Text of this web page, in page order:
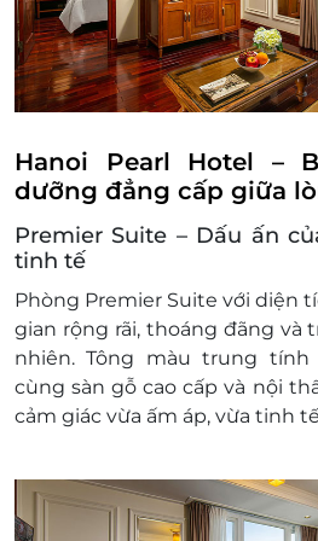
thuộc vào tình
điểm khách
Trẻ em từ 06 – 11 tuổi
Ở cùng phòng và
VNĐ/trẻ/bữa
Không quá 02 trẻ/
tính giá giường
đã bao gồm ăn sáng
Sử dụng giường phụ
Giường phụ chỉ có
loại phòng được
và phụ thuộc
trống
Giường phụ tính
Đặt ít nhất 7 - 10 ngày
(tùy tình trạng phòng).
Hanoi Pearl Hotel –
dưỡng đẳng cấp giữa
Premier Suite – Dấu ấn
tinh tế
Phòng Premier Suite với diện
gian rộng rãi, thoáng đãng và
nhiên. Tông màu trung
cùngsàn gỗ cao cấp và nội
cảm giác vừa ấm áp, vừa tinh